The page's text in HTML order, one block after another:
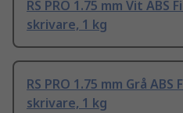
RS PRO 1.75 mm Vit
skrivare, 1 kg
RS PRO 1.75 mm Grå
skrivare, 1 kg